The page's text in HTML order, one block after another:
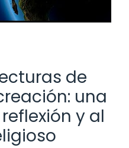
de
una
y al